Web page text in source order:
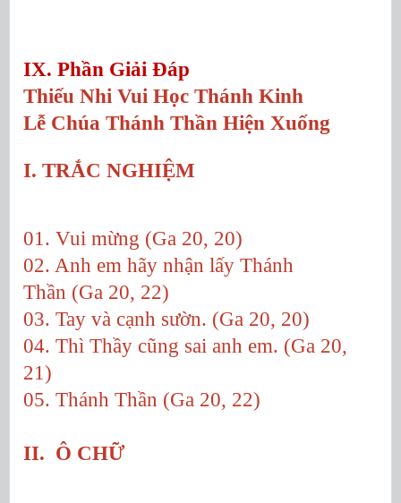
IX. Phần Giải Đáp
Thiếu Nhi Vui Học Thánh Kinh
Lễ Chúa Thánh Thần Hiện Xuống
I. TRẮC NGHIỆM
01. Vui mừng (Ga 20, 20)
02. Anh em hãy nhận lấy Thánh
Thần (Ga 20, 22)
03. Tay và cạnh sườn. (Ga 20, 20)
04. Thì Thầy cũng sai anh em. (Ga 20,
21)
05. Thánh Thần (Ga 20, 22)
II. Ô CHỮ